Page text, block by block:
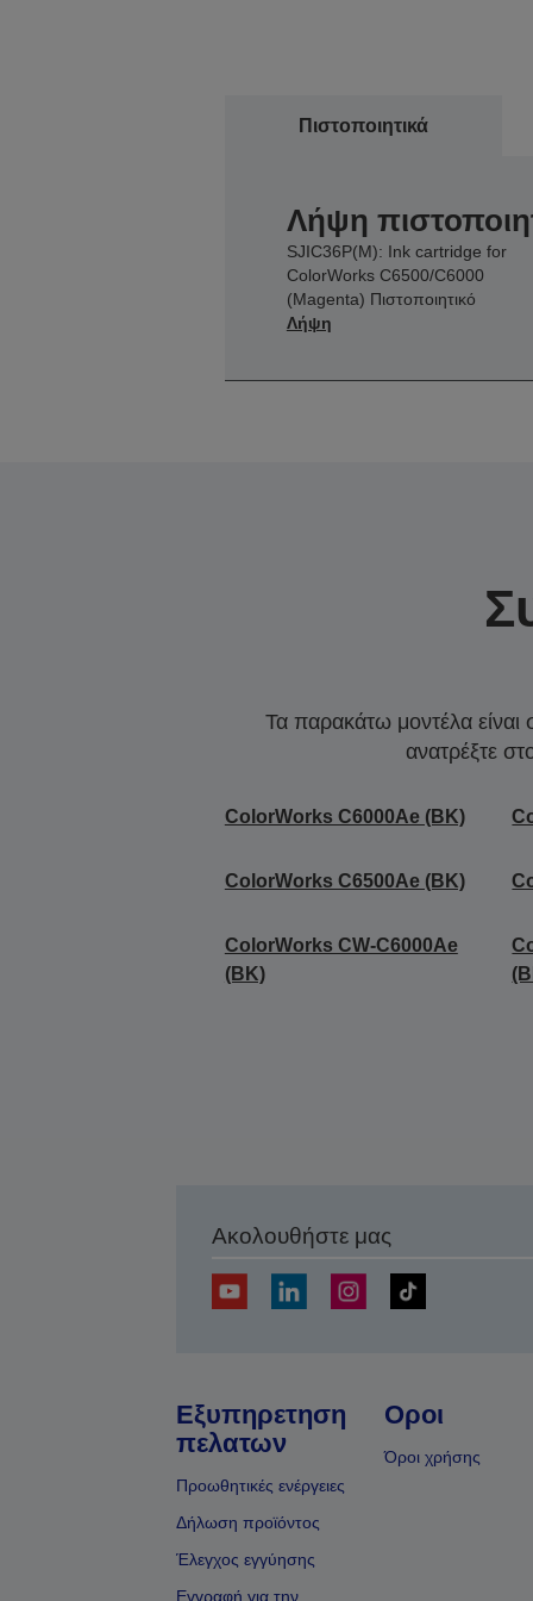
Πιστοποιητικά
Λήψη
SJIC36P(M): Ink cartridge for
ColorWorks C6500/C6000
(Magenta) Πιστοποιητικό
Λήψη
Τα παρακάτω μοντέλα είναι
ανατρέξτε
ColorWorks C6000Ae (BK)
ColorWorks C6500Ae (BK)
ColorWorks CW-C6000Ae
(BK)
Ακολουθήστε μας
Εξυπηρετηση
πελατων
Προωθητικές ενέργειες
Δήλωση προϊόντος
Έλεγχος εγγύησης
Εγγραφή για την
Οροι
Όροι χρήσης